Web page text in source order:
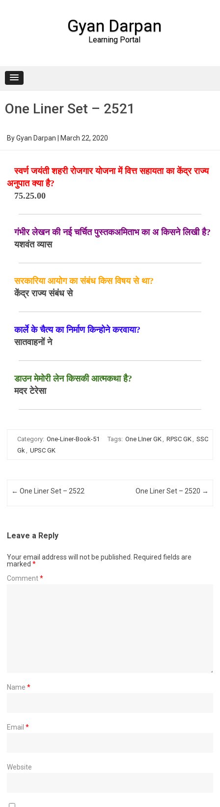
Gyan Darpan
Learning Portal
One Liner Set – 2521
ByGyan Darpan March 22, 2020
स्वर्ण जयंती शहरी रोजगार योजना में वित्त सहायता का केंद्र राज्य
अनुपात क्या है?
75.25.00
गंभीर लेखन की नई चर्चित पुस्तकअमिताभ का अ किसने लिखी है?
यशवंत व्यास
सरकारिया आयोग का संबंध किस विषय से था?
केंद्र राज्य संबंध से
कार्ले के चैत्य का निर्माण किन्होने करवाया?
सातवाहनों ने
डाउन मेमोरी लेन किसकी आत्मकथा है?
मदर टेरेसा
Category: One-Liner-Book-51 Tags: One LIner GK, RPSC GK, SSC
Gk, UPSC GK
Post navigation
← One Liner Set – 2522 One Liner Set – 2520 →
Leave a Reply
Your email address will not be published.
Required fields are
marked *
Comment*
Name *
Email *
Website